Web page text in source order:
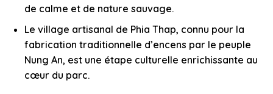
de calme et de nature sauvage.
Le village artisanal de Phia Thap, connu pour la
fabrication traditionnelle d’encens par le peuple
Nung An, est une étape culturelle enrichissante au
cœur du parc.